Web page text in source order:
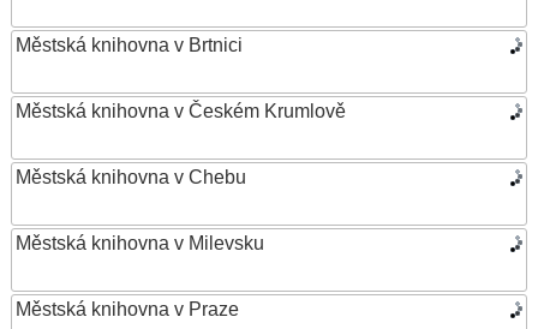
Městská knihovna v Brtnici
Městská knihovna v Českém Krumlově
Městská knihovna v Chebu
Městská knihovna v Milevsku
Městská knihovna v Praze